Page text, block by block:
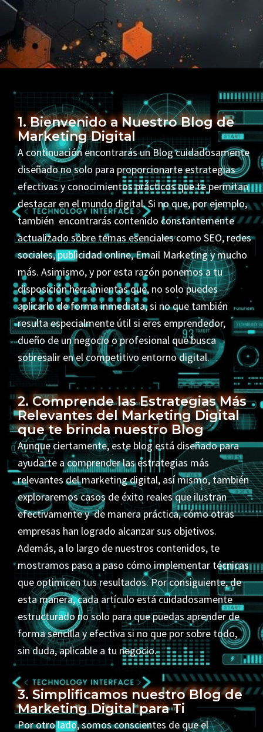
1. Bienvenido a Nuestro Blog de
Marketing Digital
A continuación encontrarás un Blog cuidadosamente
diseñado no solo para proporcionarte estrategias
efectivas y conocimientos prácticos que te permitan
destacar en el mundo digital. Si no que, por ejemplo,
también encontrarás contenido constantemente
actualizado sobre temas esenciales como SEO, redes
sociales, publicidad online, Email Marketing y mucho
más. Asimismo, y por esta razón ponemos a tu
disposición herramientas que, no solo puedes
aplicarlo de forma inmediata, si no que también
resulta especialmente útil si eres emprendedor,
dueño de un negocio o profesional que busca
sobresalir en el competitivo entorno digital.
2. Comprende las Estrategias Más
Relevantes del Marketing Digital
que te brinda nuestro Blog
Aunque ciertamente, este blog está diseñado para
ayudarte a comprender las estrategias más
relevantes del marketing digital, así mismo, también
exploraremos casos de éxito reales que ilustran
efectivamente y de manera práctica, cómo otras
empresas han logrado alcanzar sus objetivos.
Además, a lo largo de nuestros contenidos, te
mostramos paso a paso cómo implementar técnicas
que optimicen tus resultados. Por consiguiente, de
esta manera, cada artículo está cuidadosamente
estructurado no solo para que puedas aprender de
forma sencilla y efectiva si no que por sobre todo,
sin duda, aplicable a tu negocio.
3. Simplificamos nuestro Blog de
Marketing Digital para Ti
Por otro lado, somos conscientes de que el